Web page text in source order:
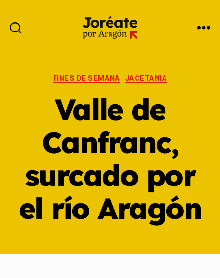
FINES DE SEMANA JACETANIA
Valle de
Canfranc,
surcado por
el río Aragón